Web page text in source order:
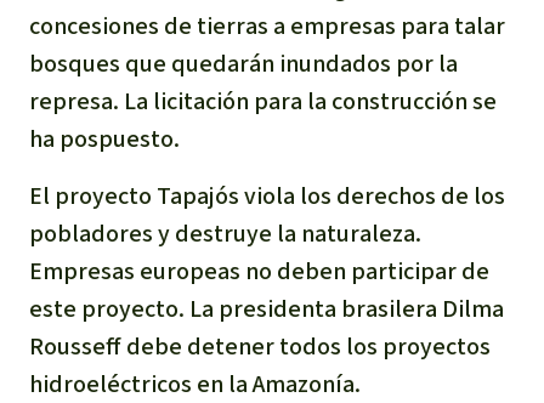
concesiones de tierras a empresas para talar
bosques que quedarán inundados por la
represa. La licitación para la construcción se
ha pospuesto.
El proyecto Tapajós viola los derechos de los
pobladores y destruye la naturaleza.
Empresas europeas no deben participar de
este proyecto. La presidenta brasilera Dilma
Rousseff debe detener todos los proyectos
hidroeléctricos en la Amazonía.